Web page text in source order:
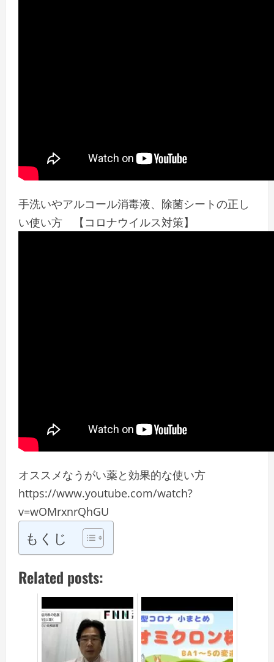
手洗いやアルコール消毒液、除菌シートの正し
い使い方 【コロナウイルス対策】
オススメなうがい薬と効果的な使い方
https://www.youtube.com/watch?
v=wOMrxnrQhGU
もくじ
Related posts: